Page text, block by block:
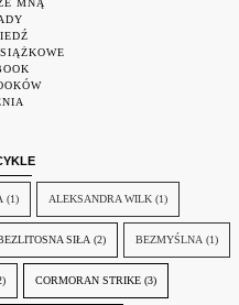
MNĄ
(1) ALEKSANDRA WILK (1)
SIŁA (2) BEZMYŚLNA (1)
CORMORAN STRIKE (3)